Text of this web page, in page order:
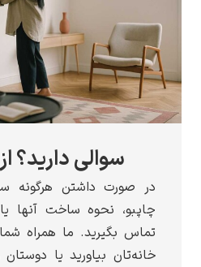
سوالی دارید؟
در صورت داشتن هرگونه
چاپبو، نحوه ساخت آنها
تماس بگیرید. ما همراه
خانه‌تان بیاورید یا